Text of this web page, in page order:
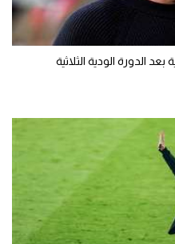
الدورة الودية الثلاثية